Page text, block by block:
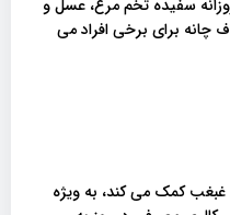
سفیده تخم مرغ، عسل و
چانه برای برخی افراد می
کمک می کند، به ویژه